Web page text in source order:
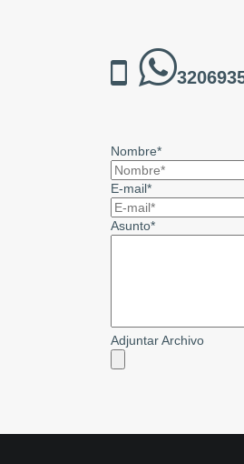
Nombre*
E-mail*
Asunto*
Adjuntar Archivo